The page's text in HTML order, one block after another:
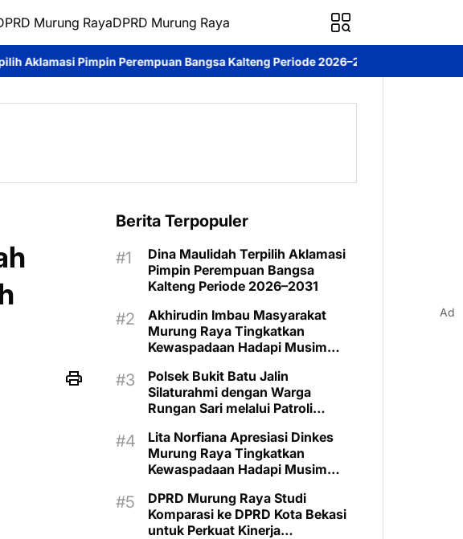
Murung RayaDPRD Murung Raya
Bangsa Kalteng Periode 2026–2031 DPRD Murung Raya Studi Komparasi
Berita Terpopuler
Dina Maulidah Terpilih Aklamasi
Pimpin Perempuan Bangsa
Kalteng Periode 2026–2031
Akhirudin Imbau Masyarakat
Murung Raya Tingkatkan
Kewaspadaan Hadapi Musim
Polsek Bukit Batu Jalin
Silaturahmi dengan Warga
Rungan Sari melalui Patroli
Lita Norfiana Apresiasi Dinkes
Murung Raya Tingkatkan
Kewaspadaan Hadapi Musim
DPRD Murung Raya Studi
Komparasi ke DPRD Kota Bekasi
untuk Perkuat Kinerja
Ad